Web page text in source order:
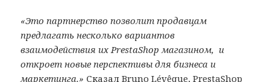
«Это партнерство позволит продавцам
предлагать несколько вариантов
взаимодействия их PrestaShop магазином, и
откроет новые перспективы для бизнеса и
маркетинга.» Сказал Bruno Lévêque, PrestaShop